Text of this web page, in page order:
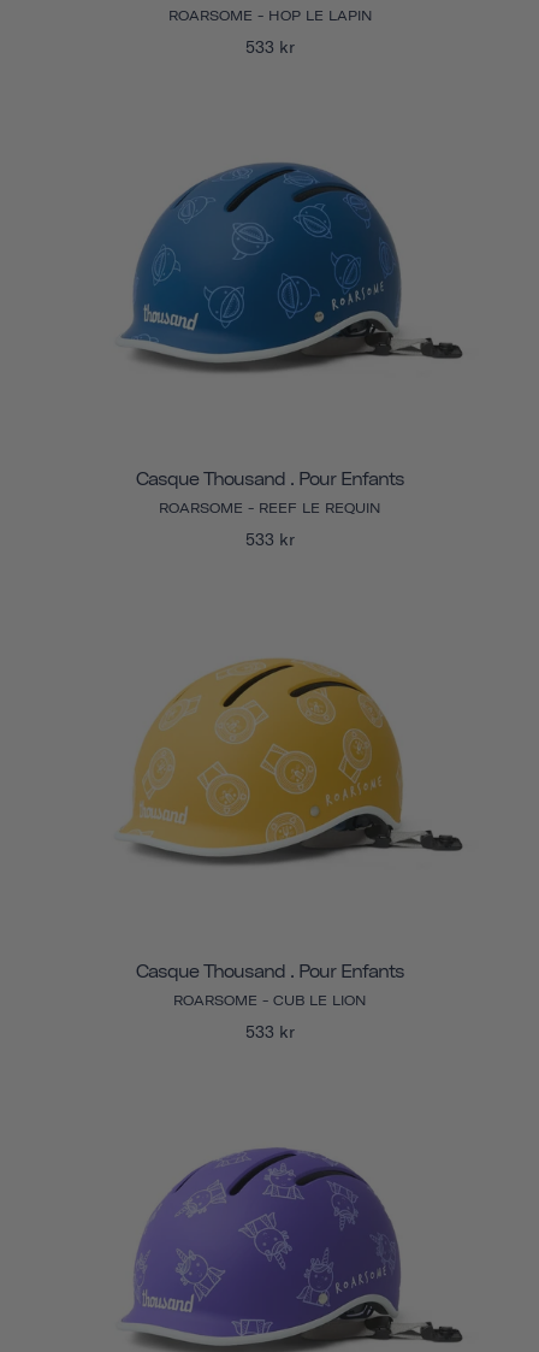
ROARSOME - HOP LE LAPIN
533 kr
Casque Thousand . Pour Enfants
ROARSOME - REEF LE REQUIN
533 kr
Casque Thousand . Pour Enfants
ROARSOME - CUB LE LION
533 kr